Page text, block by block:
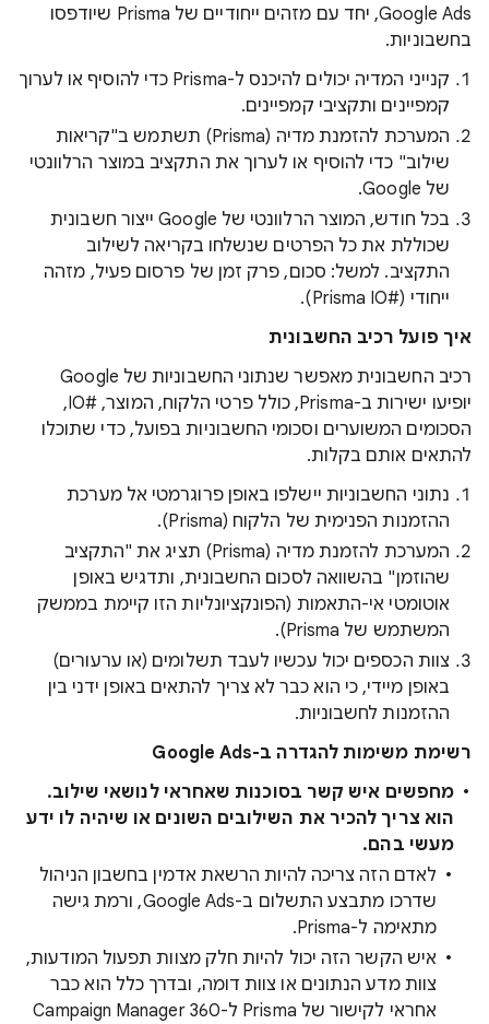
Google Ads, יחד עם מזהים ייחודיים של Prisma שיודפסו
בחשבוניות.
קנייני המדיה יכולים להיכנס ל-Prisma כדי להוסיף או לערוך
קמפיינים ותקציבי קמפיינים.
המערכת להזמנת מדיה (Prisma) תשתמש ב"קריאות
שילוב" כדי להוסיף או לערוך את התקציב במוצר הרלוונטי
של Google.
בכל חודש, המוצר הרלוונטי של Google ייצור חשבונית
שכוללת את כל הפרטים שנשלחו בקריאה לשילוב
התקציב. למשל: סכום, פרק זמן של פרסום פעיל, מזהה
ייחודי (Prisma IO#‎).
איך פועל רכיב החשבונית
רכיב החשבונית מאפשר שנתוני החשבוניות של Google
יופיעו ישירות ב-Prisma, כולל פרטי הלקוח, המוצר, IO#‎,
הסכומים המשוערים וסכומי החשבוניות בפועל, כדי שתוכלו
להתאים אותם בקלות.
נתוני החשבוניות יישלפו באופן פרוגרמטי אל מערכת
ההזמנות הפנימית של הלקוח (Prisma).
המערכת להזמנת מדיה (Prisma) תציג את "התקציב
שהוזמן" בהשוואה לסכום החשבונית, ותדגיש באופן
אוטומטי אי-התאמות (הפונקציונליות הזו קיימת בממשק
המשתמש של Prisma).
צוות הכספים יכול עכשיו לעבד תשלומים (או ערעורים)
באופן מיידי, כי הוא כבר לא צריך להתאים באופן ידני בין
ההזמנות לחשבוניות.
רשימת משימות להגדרה ב-Google Ads
מחפשים איש קשר בסוכנות שאחראי לנושאי שילוב.
הוא צריך להכיר את השילובים השונים או שיהיה לו ידע
מעשי בהם.
לאדם הזה צריכה להיות הרשאת אדמין בחשבון הניהול
שדרכו מתבצע התשלום ב-Google Ads, ורמת גישה
מתאימה ל-Prisma.
איש הקשר הזה יכול להיות חלק מצוות תפעול המודעות,
צוות מדע הנתונים או צוות דומה, ובדרך כלל הוא כבר
אחראי לקישור של Prisma ל-Campaign Manager 360